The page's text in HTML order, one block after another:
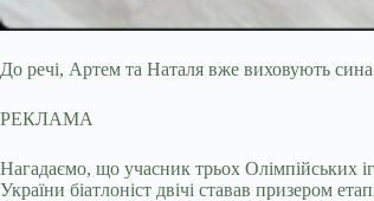
До речі, Артем та Наталя вже виховують
РЕКЛАМА
Нагадаємо, що учасник трьох Олімпійських
України біатлоніст двічі ставав призером